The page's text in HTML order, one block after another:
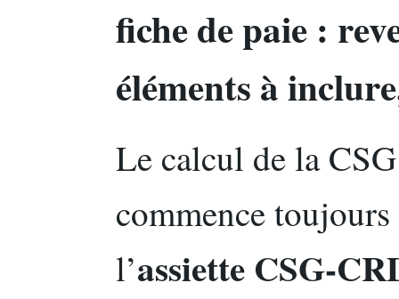
fiche de paie :
éléments à
Le calcul de la
commence
l’assiette CSG-